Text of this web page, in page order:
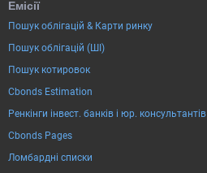
Емісії
Пошук облігацій & Карти ринку
Пошук облігацій (ШІ)
Пошук котировок
Cbonds Estimation
Ренкінги інвест. банків і юр. консультантів
Cbonds Pages
Ломбардні списки